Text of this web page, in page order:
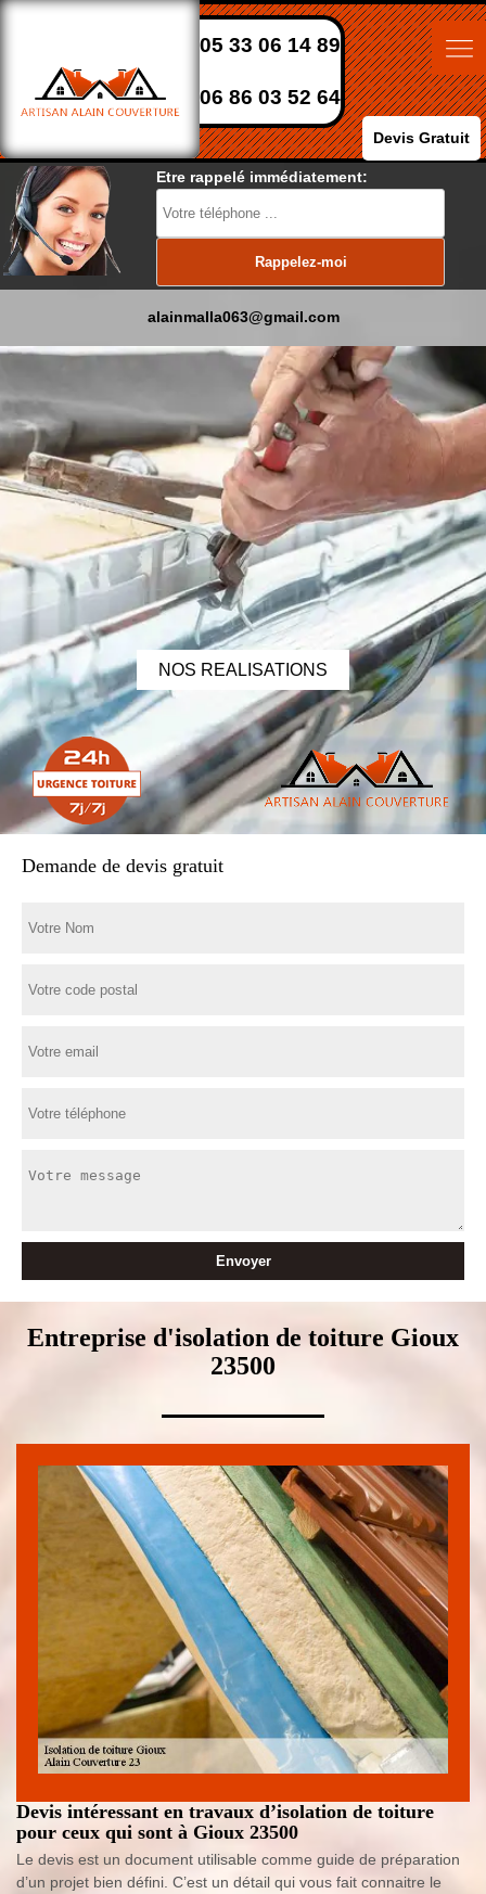
05 33 06 14 89
06 86 03 52 64
Devis Gratuit
Etre rappelé immédiatement:
alainmalla063@gmail.com
NOS REALISATIONS
Demande de devis gratuit
Entreprise d'isolation de toiture Gioux
23500
Devis intéressant en travaux d’isolation de toiture
pour ceux qui sont à Gioux 23500
Le devis est un document utilisable comme guide de préparation
d’un projet bien défini. C’est un détail qui vous fait connaitre le